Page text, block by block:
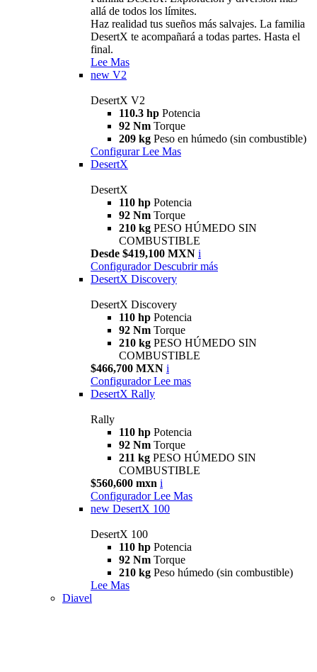
allá de todos los límites.
Haz realidad tus sueños más salvajes. La familia
DesertX te acompañará a todas partes. Hasta el
final.
Lee Mas
new V2
DesertX V2
110.3 hp Potencia
92 Nm Torque
209 kg Peso en húmedo (sin combustible)
Configurar Lee Mas
DesertX
DesertX
110 hp Potencia
92 Nm Torque
210 kg PESO HÚMEDO SIN
COMBUSTIBLE
Desde $419,100 MXN i
Configurador Descubrir más
DesertX Discovery
DesertX Discovery
110 hp Potencia
92 Nm Torque
210 kg PESO HÚMEDO SIN
COMBUSTIBLE
$466,700 MXN i
Configurador Lee mas
DesertX Rally
Rally
110 hp Potencia
92 Nm Torque
211 kg PESO HÚMEDO SIN
COMBUSTIBLE
$560,600 mxn i
Configurador Lee Mas
new DesertX 100
DesertX 100
110 hp Potencia
92 Nm Torque
210 kg Peso húmedo (sin combustible)
Lee Mas
Diavel